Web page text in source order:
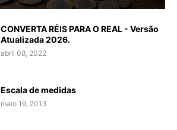
CONVERTA RÉIS PARA O REAL - Versão
Atualizada 2026.
abril 08, 2022
Escala de medidas
maio 19, 2013